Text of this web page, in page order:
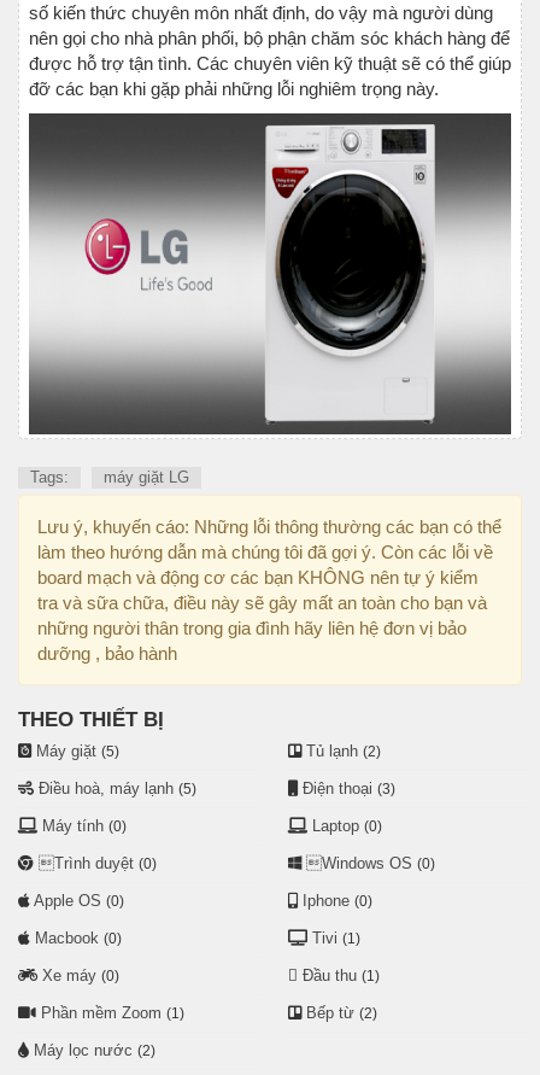
số kiến thức chuyên môn nhất định, do vậy mà người dùng
nên gọi cho nhà phân phối, bộ phận chăm sóc khách hàng để
được hỗ trợ tận tình. Các chuyên viên kỹ thuật sẽ có thể giúp
đỡ các bạn khi gặp phải những lỗi nghiêm trọng này.
Tags: máy giặt LG
Lưu ý, khuyến cáo: Những lỗi thông thường các bạn có thể
làm theo hướng dẫn mà chúng tôi đã gợi ý. Còn các lỗi về
board mạch và động cơ các bạn KHÔNG nên tự ý kiểm
tra và sữa chữa, điều này sẽ gây mất an toàn cho bạn và
những người thân trong gia đình hãy liên hệ đơn vị bảo
dưỡng , bảo hành
THEO THIẾT BỊ
Máy giặt (5) Tủ lạnh (2)
Điều hoà, máy lạnh (5) Điện thoại (3)
Máy tính (0) Laptop (0)
Trình duyệt (0) Windows OS (0)
Apple OS (0) Iphone (0)
Macbook (0) Tivi (1)
Xe máy (0) Đầu thu (1)
Phần mềm Zoom (1) Bếp từ (2)
Máy lọc nước (2)